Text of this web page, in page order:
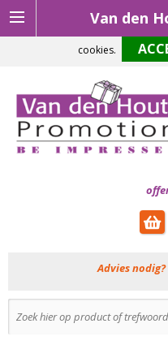
Van den
Advies nodig?
Om onze website optimaal te
cookies.